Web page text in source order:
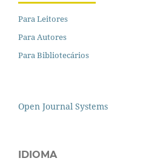
Para Leitores
Para Autores
Para Bibliotecários
Open Journal Systems
IDIOMA